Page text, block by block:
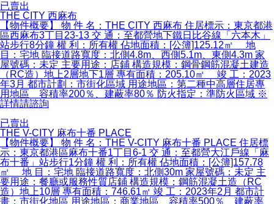
已賣出
THE CITY 西麻布
【物件概要】 物 件 名：THE CITY 西麻布 住居標示：東京都港
區西麻布3丁目23-13 交 通：至都營地下鐵日比谷線「六本木」
站步行8分鐘 權 利：所有權 佔地面積：[公簿]125.12㎡ 地
目：宅地 臨接道路寬度：北側4.8m、西側5.1m、東側4.3m 家
屋號碼：未定 主要用途：店鋪 構造規模：鋼骨鋼筋混凝土建造
（RC造）地上2層地下1層 專有面積：205.10㎡ 竣 工：2023
年3月 都市計劃：市街化區域 用途地區：第二種中高層住居專
用地區 容積率200％、建蔽率80％ 防火指定：準防火區域 ※
詳情請諮詢
已賣出
THE V-CITY 麻布十番 PLACE
【物件概要】 物 件 名：THE V-CITY 麻布十番 PLACE 住居標
示：東京都港區麻布十番1丁目6-1 交 通：至都營大江戶線「麻
布十番」站步行1分鐘 權 利：所有權 佔地面積：[公簿]157.78
㎡ 地 目：宅地 臨接道路寬度：北側30m 家屋號碼：未定 主
要用途：餐廳或服務性質店鋪 構造規模：鋼筋混凝土造（RC
造）地上10層 專有面積：746.61㎡ 竣 工：2023年2月 都市計
畫：市街化地區 用途地區：商業地區 容積率500％ 建蔽率